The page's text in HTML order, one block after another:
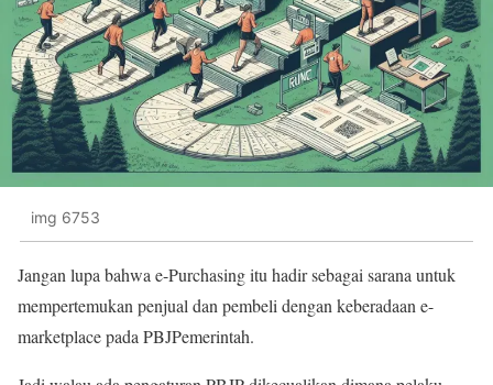
img 6753
Jangan lupa bahwa e-Purchasing itu hadir sebagai sarana untuk
mempertemukan penjual dan pembeli dengan keberadaan e-
marketplace pada PBJPemerintah.